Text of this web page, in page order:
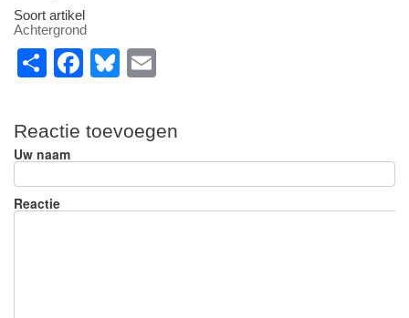
Soort artikel
Achtergrond
S
ar
e
F
c
e
b
o
Bl
e
sk
y
ail
Reactie toevoegen
Uw naam
Reactie